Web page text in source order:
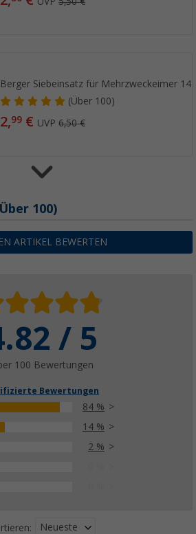
Berger Siebeinsatz für Mehrzweckeimer 14 l
(Über100)
2,99 € UVP6,50 €
Berger Falt-Geschirrabtropfer 36,5 x 31,5 x
12,99€UVP15,99 €
Spülmittelspender
3, 99€ 6,99 €
Berger Geschirr-Spülbürste mit
Über 100)
ARTIKEL BEWERTEN
/ 5
100 Bewertungen
Bewertungen
84 %
14 %
2 %
Neueste